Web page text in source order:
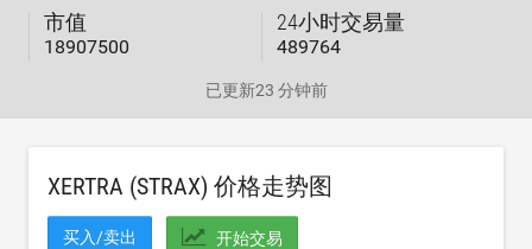
市值
18907500
24小时交易量
489764
已更新23 分钟前
XERTRA (STRAX) 价格走势图
买入/卖出 开始交易